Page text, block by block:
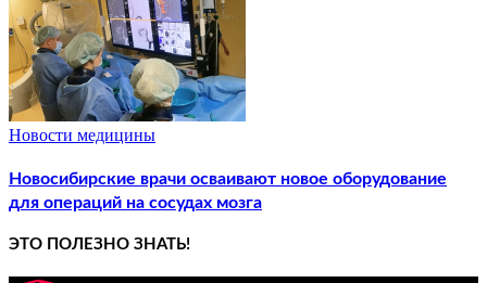
Новости медицины
Новосибирские врачи осваивают новое оборудование
для операций на сосудах мозга
ЭТО ПОЛЕЗНО ЗНАТЬ!